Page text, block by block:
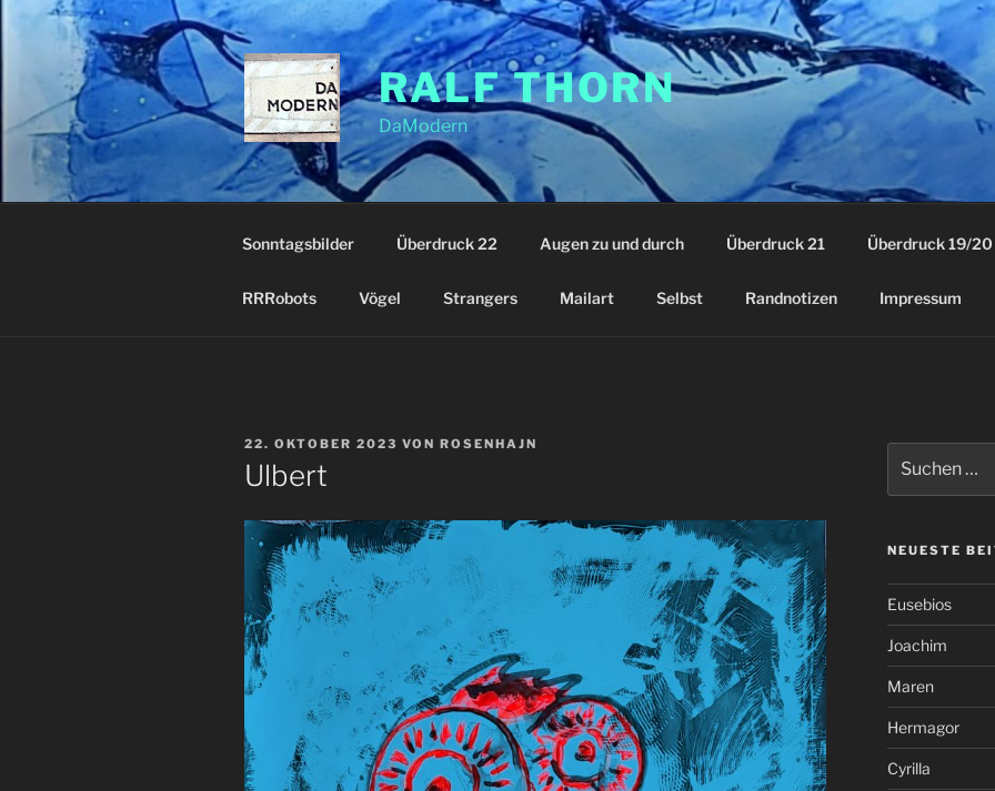
Zum
RALF THORN
DaModern
Sonntagsbilder Überdruck 22 Augen zu und durch Überdruck 21 Überdruck 19/20
RRRobots Vögel Strangers Mailart Selbst Randnotizen Impressum
VERÖFFENTLICHT
AM
22. OKTOBER 2023 VON ROSENHAJN
Ulbert
nach:
NEUESTE
Eusebios
Joachim
Maren
Hermagor
Cyrilla